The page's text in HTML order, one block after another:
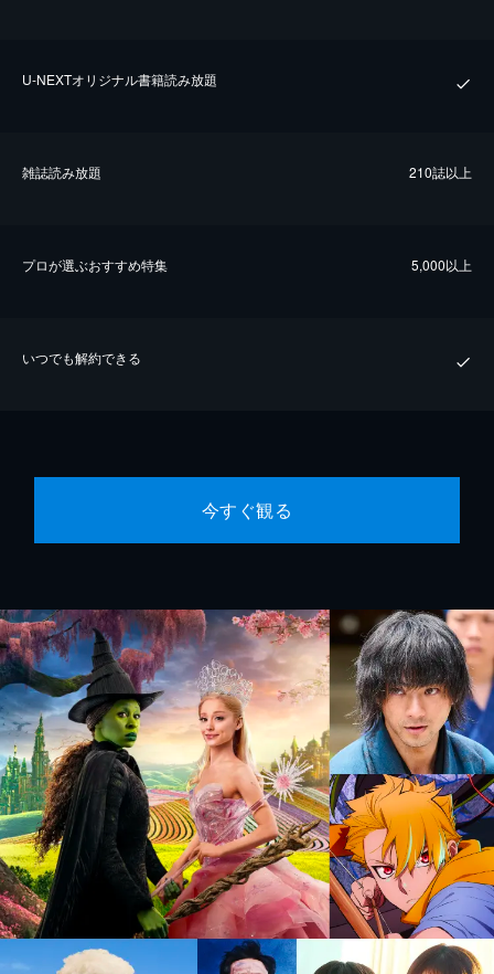
U-NEXTオリジナル書籍読み放題
雑誌読み放題 210誌以上
プロが選ぶおすすめ特集 5,000以上
いつでも解約できる
今すぐ観る